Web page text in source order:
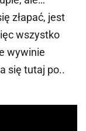
złapać, jest
wszystko
wywinie
się tutaj po..